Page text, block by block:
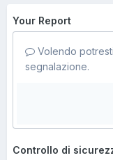
Your Report
Volendo
segnalazione.
Controllo di